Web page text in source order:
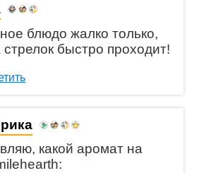
блюдо жалко только,
стрелок быстро проходит!
какой аромат на